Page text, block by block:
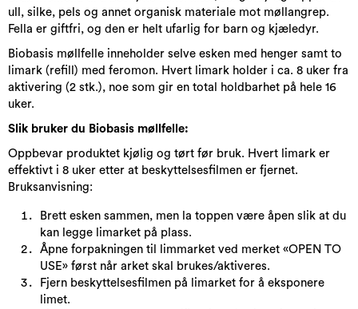
ull, silke, pels og annet organisk materiale mot møllangrep.
Fella er giftfri, og den er helt ufarlig for barn og kjæledyr.
Biobasis møllfelle inneholder selve esken med henger samt to
limark (refill) med feromon. Hvert limark holder i ca. 8 uker fra
aktivering (2 stk.), noe som gir en total holdbarhet på hele 16
uker.
Slik bruker du Biobasis møllfelle:
Oppbevar produktet kjølig og tørt før bruk. Hvert limark er
effektivt i 8 uker etter at beskyttelsesfilmen er fjernet.
Bruksanvisning:
Brett esken sammen, men la toppen være åpen slik at du
kan legge limarket på plass.
Åpne forpakningen til limmarket ved merket «OPEN TO
USE» først når arket skal brukes/aktiveres.
Fjern beskyttelsesfilmen på limarket for å eksponere
limet.